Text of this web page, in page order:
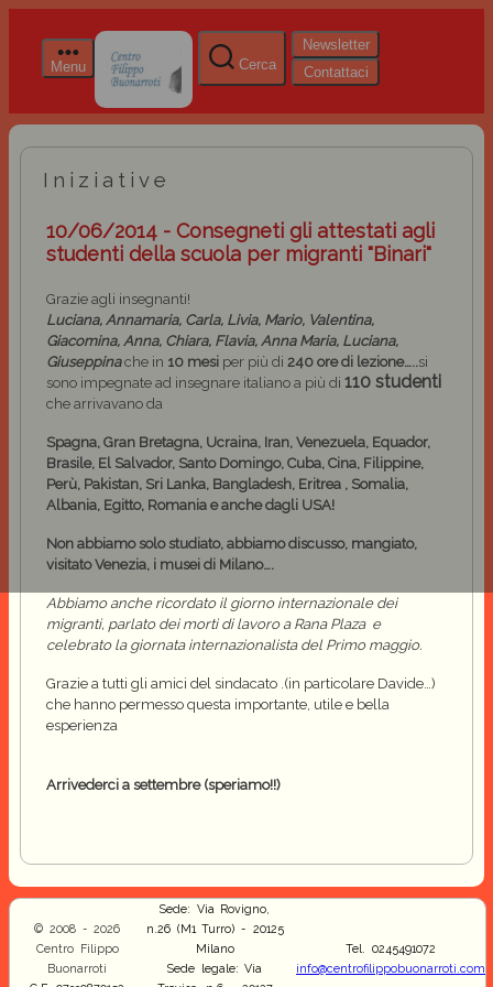
Menu Cerca
Newsletter
Contattaci
Iniziative
10/06/2014 - Consegneti gli attestati agli
studenti della scuola per migranti "Binari"
Grazie agli insegnanti!
Luciana, Annamaria, Carla, Livia, Mario, Valentina,
Giacomina, Anna, Chiara, Flavia, Anna Maria, Luciana,
Giuseppinache in 10 mesi per più di 240 ore di lezione…..si
sono impegnate ad insegnare italiano a più di 110 studenti
che arrivavano da
Spagna, Gran Bretagna, Ucraina, Iran, Venezuela, Equador,
Brasile, El Salvador, Santo Domingo, Cuba, Cina, Filippine,
Perù, Pakistan, Sri Lanka, Bangladesh, Eritrea , Somalia,
Albania, Egitto, Romania e anche dagli USA!
Non abbiamo solo studiato, abbiamo discusso, mangiato,
visitato Venezia, i musei di Milano….
Abbiamo anche ricordato il giorno internazionale dei
migranti, parlato dei morti di lavoro a Rana Plaza e
celebrato la giornata internazionalista del Primo maggio.
Grazie a tutti gli amici del sindacato .(in particolare Davide…)
che hanno permesso questa importante, utile e bella
esperienza
Arrivederci a settembre (speriamo!!)
© 2008 - 2026
Centro Filippo
Buonarroti
Sede: Via Rovigno,
n.26 (M1 Turro) - 20125
Milano
Sede legale: Via
Tel. 0245491072
info@centrofilippobuonarroti.com